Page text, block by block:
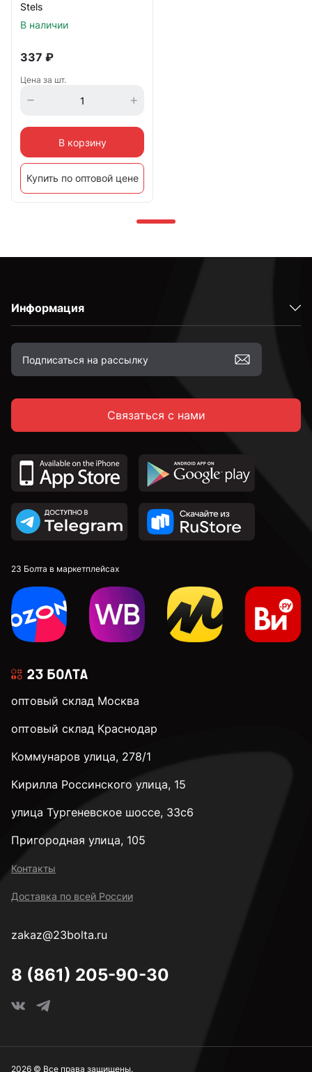
Stels
В наличии
337 ₽
Цена за шт.
В корзину
Купить по оптовой цене
Информация
Связаться с нами
23 Болта в маркетплейсах
оптовый склад Москва
оптовый склад Краснодар
Коммунаров улица, 278/1
Кирилла Россинского улица, 15
улица Тургеневское шоссе, 33с6
Пригородная улица, 105
Контакты
Доставка по всей России
zakaz@23bolta.ru
8 (861) 205-90-30
2026 © Все права защищены.